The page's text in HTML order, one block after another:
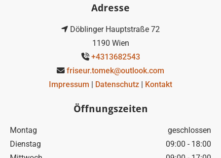
Adresse
 Döblinger Hauptstraße 72
1190 Wien
 +4313682543
 friseur.tomek@outlook.com
Impressum | Datenschutz | Kontakt
Öffnungszeiten
Montag
geschlossen
Dienstag
09:00 - 18:00